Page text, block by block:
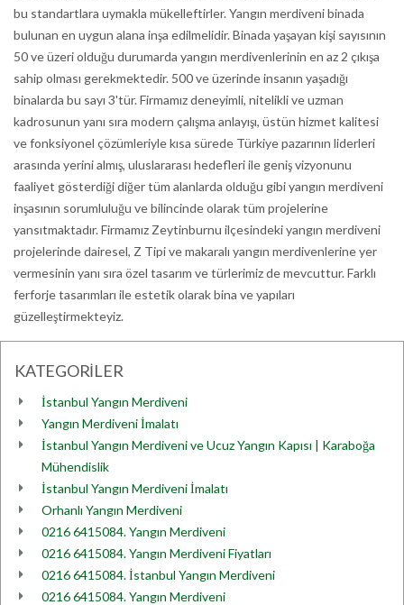
bu standartlara uymakla mükelleftirler. Yangın merdiveni binada
bulunan en uygun alana inşa edilmelidir. Binada yaşayan kişi sayısının
50 ve üzeri olduğu durumarda yangın merdivenlerinin en az 2 çıkışa
sahip olması gerekmektedir. 500 ve üzerinde insanın yaşadığı
binalarda bu sayı 3'tür. Firmamız deneyimli, nitelikli ve uzman
kadrosunun yanı sıra modern çalışma anlayışı, üstün hizmet kalitesi
ve fonksiyonel çözümleriyle kısa sürede Türkiye pazarının liderleri
arasında yerini almış, uluslararası hedefleri ile geniş vizyonunu
faaliyet gösterdiği diğer tüm alanlarda olduğu gibi yangın merdiveni
inşasının sorumluluğu ve bilincinde olarak tüm projelerine
yansıtmaktadır. Firmamız Zeytinburnu ilçesindeki yangın merdiveni
projelerinde dairesel, Z Tipi ve makaralı yangın merdivenlerine yer
vermesinin yanı sıra özel tasarım ve türlerimiz de mevcuttur. Farklı
ferforje tasarımları ile estetik olarak bina ve yapıları
güzelleştirmekteyiz.
KATEGORİLER
İstanbul Yangın Merdiveni
Yangın Merdiveni İmalatı
İstanbul Yangın Merdiveni ve Ucuz Yangın Kapısı | Karaboğa
Mühendislik
İstanbul Yangın Merdiveni İmalatı
Orhanlı Yangın Merdiveni
0216 6415084. Yangın Merdiveni
0216 6415084. Yangın Merdiveni Fiyatları
0216 6415084. İstanbul Yangın Merdiveni
0216 6415084. Yangın Merdiveni